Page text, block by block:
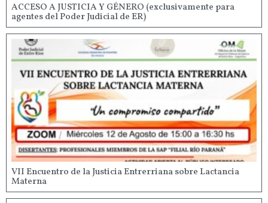
ACCESO A JUSTICIA Y GÉNERO (exclusivamente para
agentes del Poder Judicial de ER)
VII Encuentro de la Justicia Entrerriana sobre Lactancia
Materna